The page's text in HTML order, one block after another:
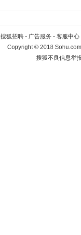
搜狐招聘 - 广告服务 - 客服中心
Copyright©2018
搜狐不良信息举